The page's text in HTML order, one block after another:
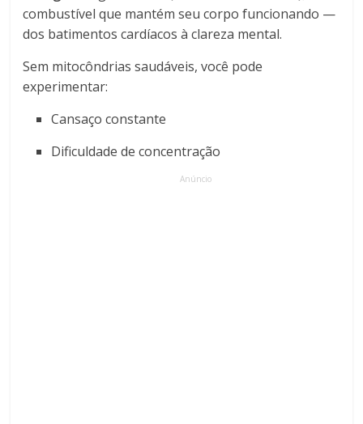
combustível que mantém seu corpo funcionando —
dos batimentos cardíacos à clareza mental.
Sem mitocôndrias saudáveis, você pode
experimentar:
Cansaço constante
Dificuldade de concentração
Anúncio